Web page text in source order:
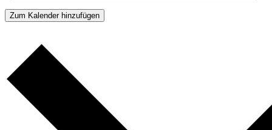
Zum Kalender hinzufügen